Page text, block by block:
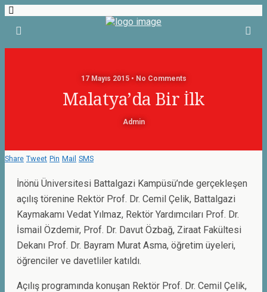
17 Mayıs 2015 • No Comments
Malatya’da Bir İlk
Admin
Share Tweet Pin Mail SMS
İnönü Üniversitesi Battalgazi Kampüsü’nde gerçekleşen
açılış törenine Rektör Prof. Dr. Cemil Çelik, Battalgazi
Kaymakamı Vedat Yılmaz, Rektör Yardımcıları Prof. Dr.
İsmail Özdemir, Prof. Dr. Davut Özbağ, Ziraat Fakültesi
Dekanı Prof. Dr. Bayram Murat Asma, öğretim üyeleri,
öğrenciler ve davetliler katıldı.
Açılış programında konuşan Rektör Prof. Dr. Cemil Çelik,